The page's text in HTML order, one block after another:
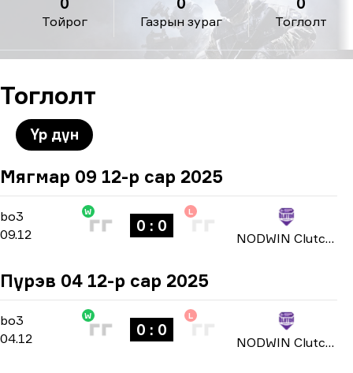
Тойрог Газрын зураг Тоглолт
Тоглолт
Үр дүн
Мягмар 09 12-р сар 2025
bo3 Group Stage
bo3
09.12
W
0 : 0
L
NODWIN Clutch Series: Season 3 2025
Пүрэв 04 12-р сар 2025
bo3 Group Stage
bo3
04.12
W
0 : 0
L
NODWIN Clutch Series: Season 3 2025